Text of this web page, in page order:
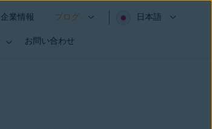
企業情報 ブログ 日本語
お問い合わせ